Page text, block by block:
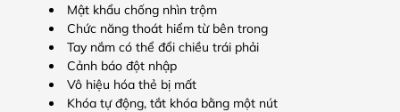
Mật khẩu chống nhìn trộm
Chức năng thoát hiểm từ bên trong
Tay nắm có thể đổi chiều trái phải
Cảnh báo đột nhập
Vô hiệu hóa thẻ bị mất
Khóa tự động, tắt khóa bằng một nút